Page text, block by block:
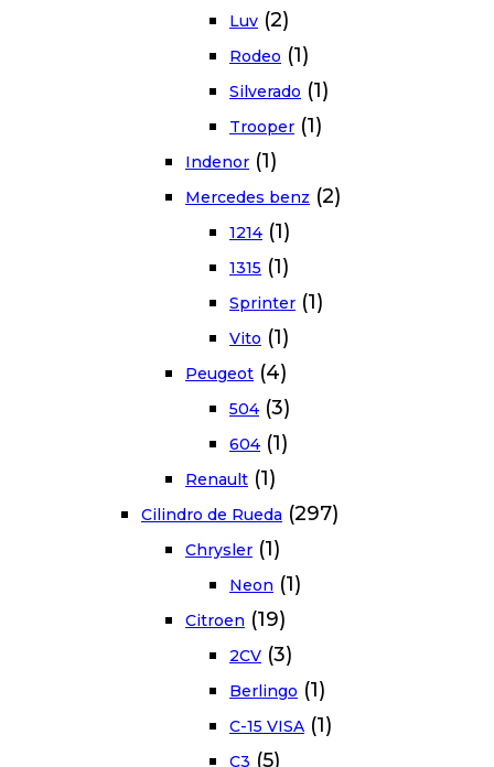
Luv (2)
Rodeo (1)
Silverado (1)
Trooper (1)
Indenor (1)
Mercedes benz (2)
1214 (1)
1315 (1)
Sprinter (1)
Vito (1)
Peugeot (4)
504 (3)
604 (1)
Renault (1)
Cilindro de Rueda (297)
Chrysler (1)
Neon (1)
Citroen (19)
2CV (3)
Berlingo (1)
C-15 VISA (1)
C3 (5)